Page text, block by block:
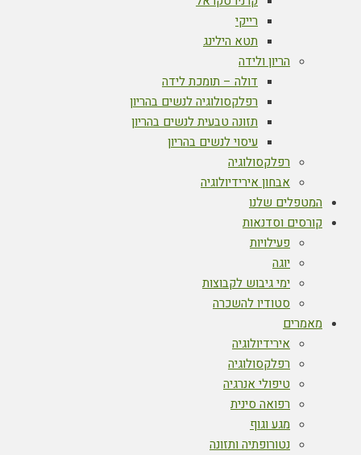
רייקי
תטא הילינג
הריון ולידה
דולה – תומכת לידה
רפלקסולוגיה לנשים בהריון
תזונה טבעית לנשים בהריון
עיסוי לנשים בהריון
רפלקסולוגיה
אבחון אירידיולוגיה
המטפלים שלנו
קורסים וסדנאות
פעילויות
יוגה
ימי גיבוש לקבוצות
סטודיו להשכרה
מאמרים
אירידיולוגיה
רפלקסולוגיה
טיפולי אנרגיה
רפואה סינית
מגע וגוף
נטורופתיה ותזונה